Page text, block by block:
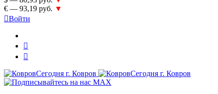
€ — 93,19 руб. ▼
Войти